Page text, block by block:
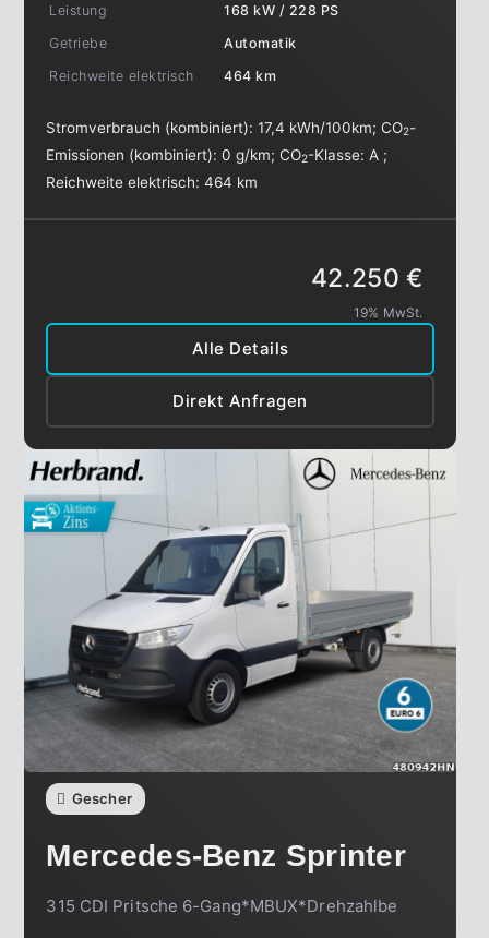
Leistung
168 kW / 228 PS
Getriebe
Automatik
Reichweite elektrisch
464 km
Stromverbrauch (kombiniert):17,4 kWh/100km;CO2-
Emissionen (kombiniert):0 g/km;CO2-Klasse: A ;
Reichweite elektrisch:464 km
Alle Details
Direkt Anfragen
42.250 €
19% MwSt.
Gescher
Mercedes-Benz Sprinter
315 CDI Pritsche 6-Gang*MBUX*Drehzahlbe